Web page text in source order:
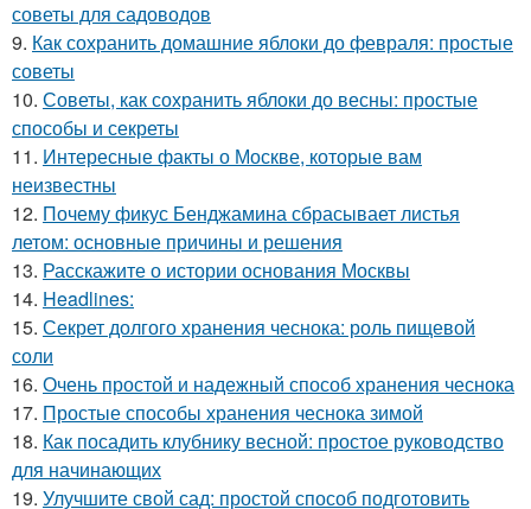
советы для садоводов
9. Как сохранить домашние яблоки до февраля: простые
советы
10. Советы, как сохранить яблоки до весны: простые
способы и секреты
11. Интересные факты о Москве, которые вам
неизвестны
12. Почему фикус Бенджамина сбрасывает листья
летом: основные причины и решения
13. Расскажите о истории основания Москвы
14. Headlines:
15. Секрет долгого хранения чеснока: роль пищевой
соли
16. Очень простой и надежный способ хранения чеснока
17. Простые способы хранения чеснока зимой
18. Как посадить клубнику весной: простое руководство
для начинающих
19. Улучшите свой сад: простой способ подготовить